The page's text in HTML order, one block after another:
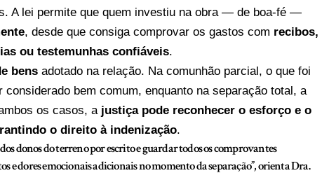
A lei permite que quem investiu na obra — de boa-fé —
, desde que consiga comprovar os gastos com recibos,
ou testemunhas confiáveis.
bens adotado na relação. Na comunhão parcial, o que foi
bem comum, enquanto na separação total, a
os casos, a justiça pode reconhecer o esforço e o
o direito à indenização.
donos do terreno por escrito e guardar todos os comprovantes
e dores emocionais adicionais no momento da separação”, orienta Dra.